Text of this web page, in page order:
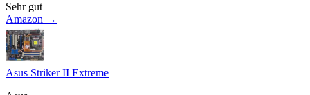
Sehr gut
Amazon →
Asus Striker II Extreme